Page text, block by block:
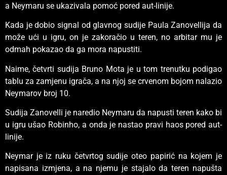
a Neymaru se ukazivala pomoć pored aut-linije.
Kada je dobio signal od glavnog sudije Paula Zanovellija da
može ući u igru, on je zakoračio u teren, no arbitar mu je
odmah pokazao da ga mora napustiti.
Naime, četvrti sudija Bruno Mota je u tom trenutku podigao
tablu za zamjenu igrača, a na njoj se crvenom bojom nalazio
Neymarov broj 10.
Sudija Zanovelli je naredio Neymaru da napusti teren kako bi
u igru ušao Robinho, a onda je nastao pravi haos pored aut-
linije.
Neymar je iz ruku četvrtog sudije oteo papirić na kojem je
napisana izmjena, a na njemu je stajalo da teren napušta